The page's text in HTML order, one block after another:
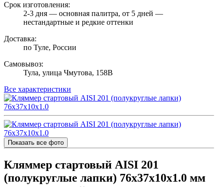
Срок изготовления:
2-3 дня — основная палитра, от 5 дней —
нестандартные и редкие оттенки
Доставка:
по Туле, России
Самовывоз:
Тула, улица Чмутова, 158В
Все характеристики
Показать все фото
Кляммер стартовый AISI 201
(полукруглые лапки) 76х37х10x1.0 мм